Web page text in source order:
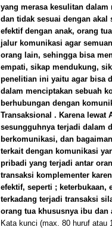
yang merasa kesulitan
dan tidak sesuai dengan akal
efektif dengan anak, orang
jalur komunikasi agar
orang lain, sehingga bisa
empati, sikap mendukung,
penelitian ini yaitu agar bisa
dalam menciptakan sebuah
berhubungan dengan
Transaksional . Karena lewat
sesungguhnya terjadi dalam
berkomunikasi, dan
terkait dengan komunikasi
pribadi yang terjadi antar
transaksi komplementer
efektif, seperti ; keterbukaan,
terkadang terjadi transaksi
orang tua khususnya ibu dan
Kata kunci (max. 80 huruf atau